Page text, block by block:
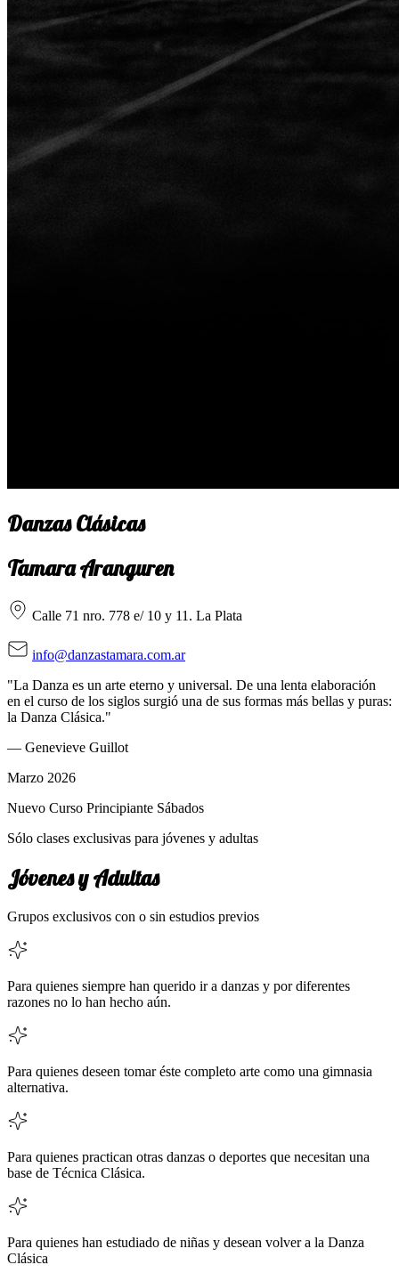
Danzas Clásicas
Tamara Aranguren
Calle 71 nro. 778 e/ 10 y 11. La Plata
info@danzastamara.com.ar
"La Danza es un arte eterno y universal. De una lenta elaboración
en el curso de los siglos surgió una de sus formas más bellas y puras:
la Danza Clásica."
— Genevieve Guillot
Marzo 2026
Nuevo Curso Principiante Sábados
Sólo clases exclusivas para jóvenes y adultas
Jóvenes y Adultas
Grupos exclusivos con o sin estudios previos
Para quienes siempre han querido ir a danzas y por diferentes
razones no lo han hecho aún.
Para quienes deseen tomar éste completo arte como una gimnasia
alternativa.
Para quienes practican otras danzas o deportes que necesitan una
base de Técnica Clásica.
Para quienes han estudiado de niñas y desean volver a la Danza
Clásica